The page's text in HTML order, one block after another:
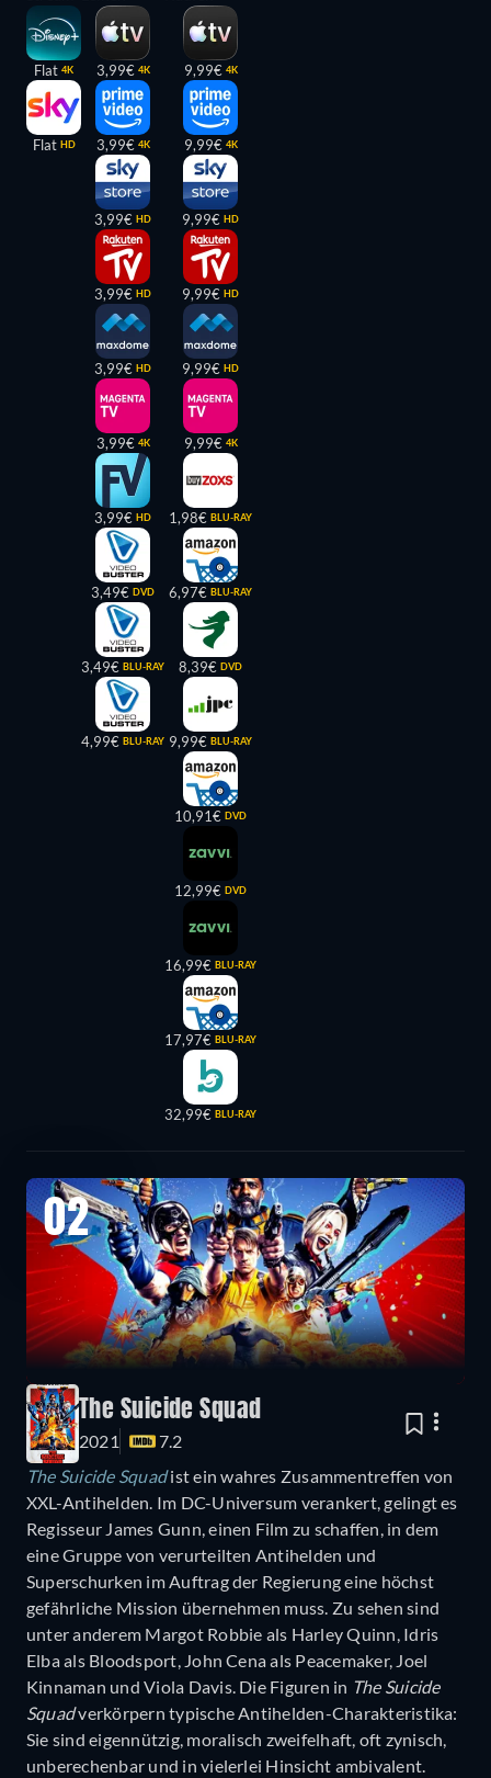
Flat 4K
Flat HD
3,99€ 4K
3,99€ 4K
3,99€ HD
3,99€ HD
3,99€ HD
3,99€ 4K
3,99€ HD
3,49€ DVD
3,49€ BLU-RAY
4,99€ BLU-RAY
9,99€ 4K
9,99€ 4K
9,99€ HD
9,99€ HD
9,99€ HD
9,99€ 4K
1,98€ BLU-RAY
6,97€ BLU-RAY
8,39€ DVD
9,99€ BLU-RAY
10,91€ DVD
12,99€ DVD
16,99€ BLU-RAY
17,97€ BLU-RAY
32,99€ BLU-RAY
02
The Suicide Squad
2021
7.2
The Suicide Squad ist ein wahres Zusammentreffen von
XXL-Antihelden. Im DC-Universum verankert, gelingt es
Regisseur James Gunn, einen Film zu schaffen, in dem
eine Gruppe von verurteilten Antihelden und
Superschurken im Auftrag der Regierung eine höchst
gefährliche Mission übernehmen muss. Zu sehen sind
unter anderem Margot Robbie als Harley Quinn, Idris
Elba als Bloodsport, John Cena als Peacemaker, Joel
Kinnaman und Viola Davis. Die Figuren in The Suicide
Squadverkörpern typische Antihelden-Charakteristika:
Sie sind eigennützig, moralisch zweifelhaft, oft zynisch,
unberechenbar und in vielerlei Hinsicht ambivalent.